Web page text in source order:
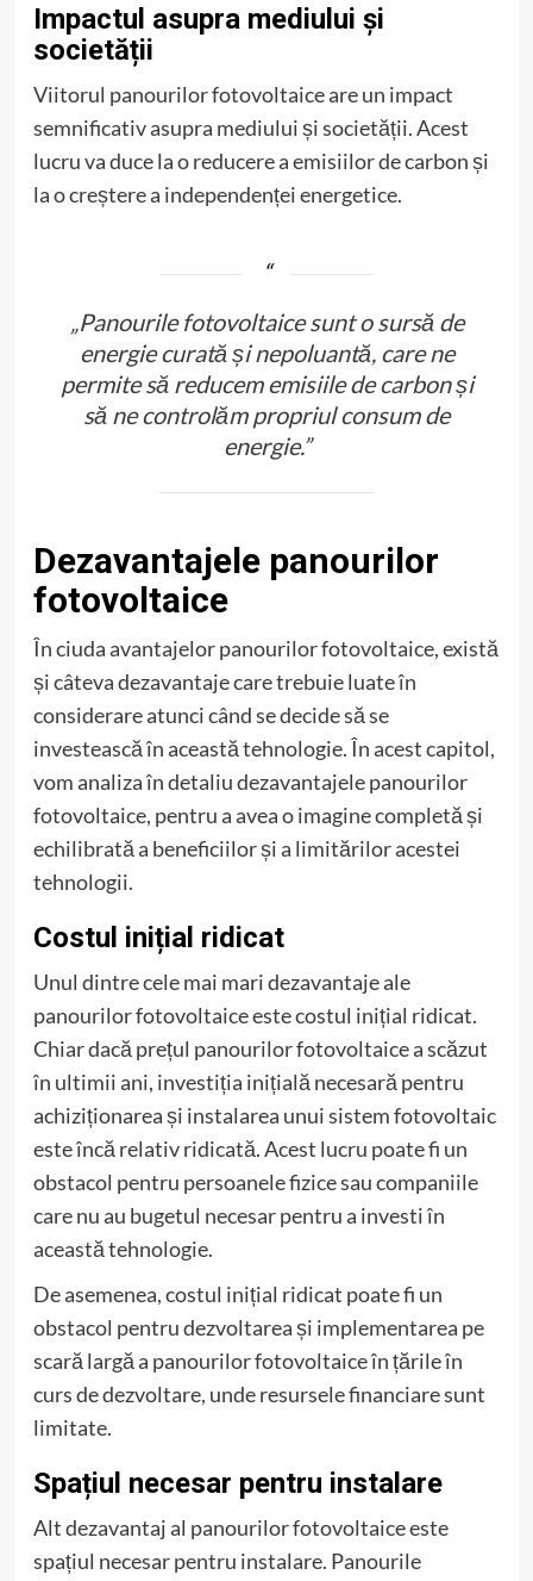
Impactul asupra mediului și
societății
Viitorul panourilor fotovoltaice are un impact
semnificativ asupra mediului și societății. Acest
lucru va duce la o reducere a emisiilor de carbon și
la o creștere a independenței energetice.
„Panourile fotovoltaice sunt o sursă de
energie curată și nepoluantă, care ne
permite să reducem emisiile de carbon și
să ne controlăm propriul consum de
energie.”
Dezavantajele panourilor
fotovoltaice
În ciuda avantajelor panourilor fotovoltaice, există
și câteva dezavantaje care trebuie luate în
considerare atunci când se decide să se
investească în această tehnologie. În acest capitol,
vom analiza în detaliu dezavantajele panourilor
fotovoltaice, pentru a avea o imagine completă și
echilibrată a beneficiilor și a limitărilor acestei
tehnologii.
Costul inițial ridicat
Unul dintre cele mai mari dezavantaje ale
panourilor fotovoltaice este costul inițial ridicat.
Chiar dacă prețul panourilor fotovoltaice a scăzut
în ultimii ani, investiția inițială necesară pentru
achiziționarea și instalarea unui sistem fotovoltaic
este încă relativ ridicată. Acest lucru poate fi un
obstacol pentru persoanele fizice sau companiile
care nu au bugetul necesar pentru a investi în
această tehnologie.
De asemenea, costul inițial ridicat poate fi un
obstacol pentru dezvoltarea și implementarea pe
scară largă a panourilor fotovoltaice în țările în
curs de dezvoltare, unde resursele financiare sunt
limitate.
Spațiul necesar pentru instalare
Alt dezavantaj al panourilor fotovoltaice este
spațiul necesar pentru instalare. Panourile